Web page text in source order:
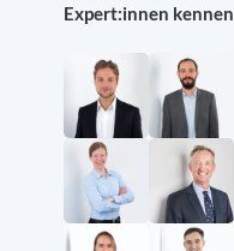
Expert:innen kennen